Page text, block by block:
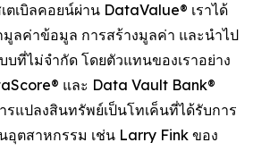
ตเบิลคอยน์ผ่าน DataValue® เราได้
ลค่าข้อมูล การสร้างมูลค่า และนำไป
บที่ไม่จำกัด โดยตัวแทนของเราอย่าง
และ Data Vault Bank®
แปลงสินทรัพย์เป็นโทเค็นที่ได้รับการ
ตสาหกรรม เช่น Larry Fink ของ